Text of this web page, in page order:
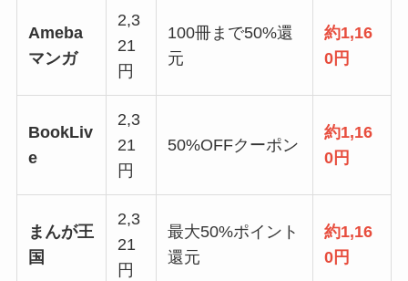
Ameba
マンガ
2,3
21
円
100冊まで50%還
元
約1,16
0円
BookLiv
e
2,3
21
円
50%OFFクーポン
約1,16
0円
まんが王
国
2,3
21
円
最大50%ポイント
還元
約1,16
0円